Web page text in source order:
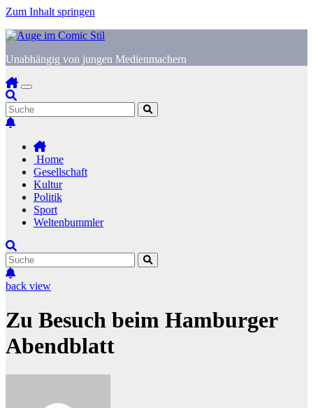
Zum Inhalt springen
Unabhängig von jungen Medienmachern
Home
Gesellschaft
Kultur
Politik
Sport
Weltenbummler
back view
Zu Besuch beim Hamburger
Abendblatt